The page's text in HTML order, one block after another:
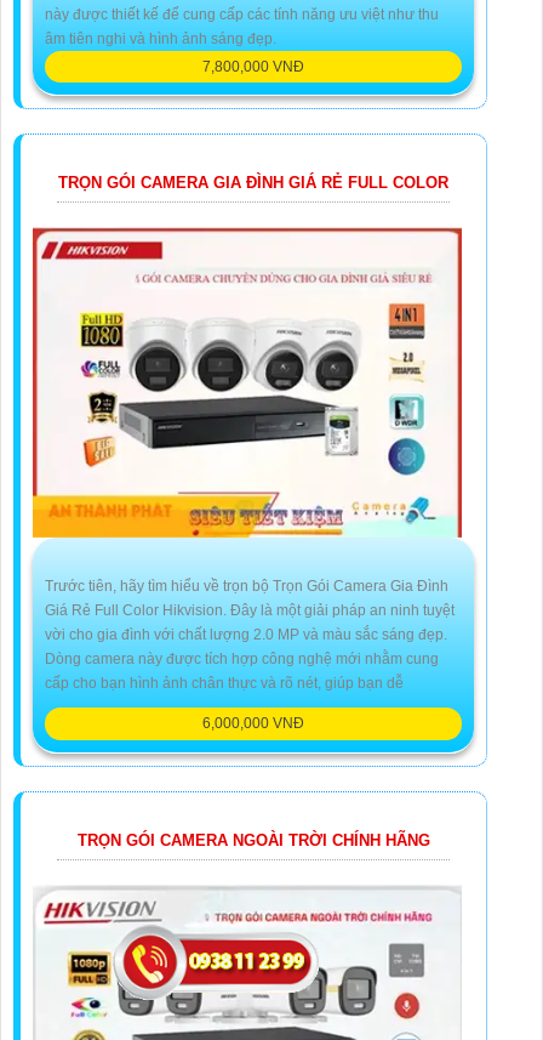
này được thiết kế để cung cấp các tính năng ưu việt như thu
âm tiên nghi và hình ảnh sáng đẹp.
7,800,000 VNĐ
TRỌN GÓI CAMERA GIA ĐÌNH GIÁ RẺ FULL COLOR
Trước tiên, hãy tìm hiểu về trọn bộ Trọn Gói Camera Gia Đình
Giá Rẻ Full Color Hikvision. Đây là một giải pháp an ninh tuyệt
vời cho gia đình với chất lượng 2.0 MP và màu sắc sáng đẹp.
Dòng camera này được tích hợp công nghệ mới nhằm cung
cấp cho bạn hình ảnh chân thực và rõ nét, giúp bạn dễ
6,000,000 VNĐ
TRỌN GÓI CAMERA NGOÀI TRỜI CHÍNH HÃNG